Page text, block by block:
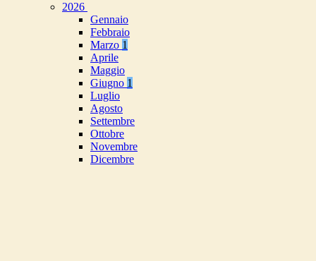
2026
Gennaio
Febbraio
Marzo 1
Aprile
Maggio
Giugno 1
Luglio
Agosto
Settembre
Ottobre
Novembre
Dicembre